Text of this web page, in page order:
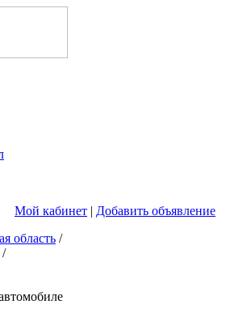
Мой кабинет | Добавить объявление
область /
/